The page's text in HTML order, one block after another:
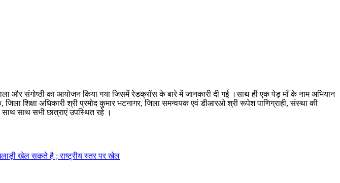
और संगोष्ठी का आयोजन किया गया जिसमें रेडक्रॉस के बारे में जानकारी दी गई ‌।साथ ही एक पेड़ माँ के नाम अभियान
जिला शिक्षा अधिकारी श्री प्रमोद कुमार भटनागर, जिला समन्वयक एवं डीआरओ श्री रूपेश पाणिग्राही, संस्था की
साथ साथ सभी छात्राएं उपस्थित रहे ।
खेल सकते है ; राष्ट्रीय स्तर पर खेल